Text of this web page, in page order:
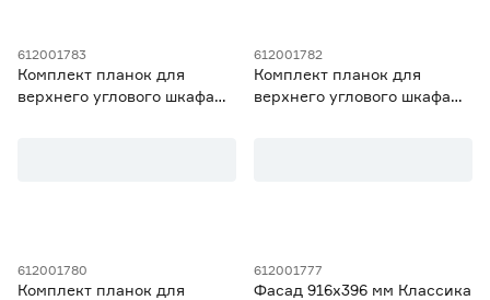
612001783
Комплект планок для
верхнего углового шкафа
612001782
Комплект планок для
верхнего углового шкафа
612001780
Комплект планок для
612001777
Фасад 916х396 мм Классика